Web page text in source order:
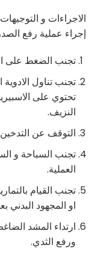
الاجراءات و
إجراء عملية رفع
تجنب الضغط على
تجنب تناول الادوية
تحتوي على
النزيف.
التوقف عن
تجنب السباحة و
العملية.
تجنب القيام
او المجهود البدني
ارتداء المشد
ورفع الثدي.